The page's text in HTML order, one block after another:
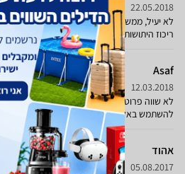
22.05.2018
לא יעיל, ממשיך להיעקץ ...מזל שיש סנו די נגד
ריכוז היתושות והן צוחקות עלי....
Asaf
12.03.2018
לא שווה פרוטה. היתושים צוחקים עליו. סתם
להשתמש באל-תוש במקום. יקר ומיותר
אהוד
05.08.2017